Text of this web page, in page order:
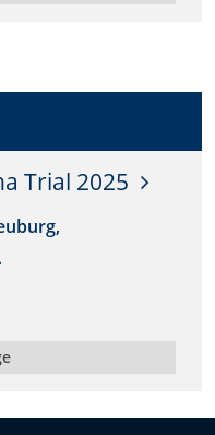
Trial 2025